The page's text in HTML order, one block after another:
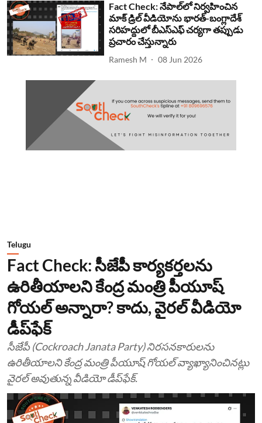
Fact Check: నేపాల్‌లో నిర్వహించిన
మాక్ డ్రిల్ వీడియోను భారత్-బంగ్లాదేశ్
సరిహద్దులో బీఎస్‌ఎఫ్ చర్యగా తప్పుడు
ప్రచారం చేస్తున్నారు
Ramesh M 08 Jun 2026
Telugu
Fact Check: సీజేపీ కార్యకర్తలను
ఉరితీయాలని కేంద్ర మంత్రి పీయూష్
గోయల్ అన్నారా? కాదు, వైరల్ వీడియో
డీప్‌ఫేక్
సీజేపీ (Cockroach Janata Party) నిరసనకారులను
ఉరితీయాలని కేంద్ర మంత్రి పీయూష్ గోయల్ వ్యాఖ్యానించినట్లు
వైరల్ అవుతున్న వీడియో డీప్‌ఫేక్.